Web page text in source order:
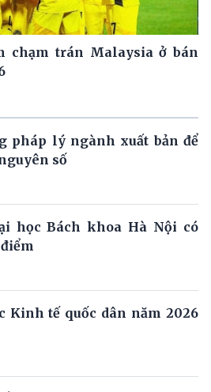
chạm trán Malaysia ở bán
pháp lý ngành xuất bản để
số
học Bách khoa Hà Nội có
Kinh tế quốc dân năm 2026